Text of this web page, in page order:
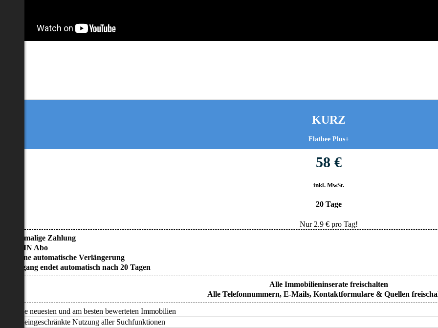
KURZ
Flatbee Plus+
58 €
inkl. MwSt.
20 Tage
Nur 2.9€ pro Tag!
• Einmalige Zahlung
• KEIN Abo
• Keine automatische Verlängerung
• Zugang endet automatisch nach 20 Tagen
Alle Immobilieninserate freischalten
Alle Telefonnummern, E-Mails, Kontaktformulare & Quellen
Alle neuesten und am besten bewerteten Immobilien
Uneingeschränkte Nutzung aller Suchfunktionen